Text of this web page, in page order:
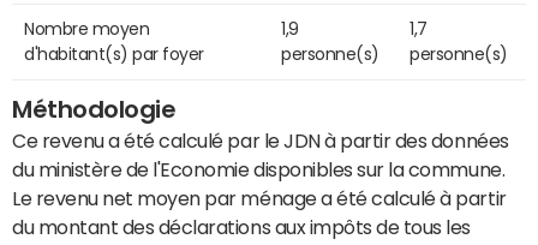
Nombre moyen
d'habitant(s) par foyer
1,9
personne(s)
1,7
personne(s)
Méthodologie
Ce revenu a été calculé par le JDN à partir des données
du ministère de l'Economie disponibles sur la commune.
Le revenu net moyen par ménage a été calculé à partir
du montant des déclarations aux impôts de tous les